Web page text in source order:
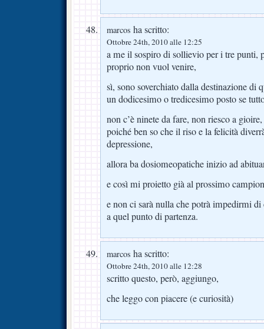
marcos ha scritto:
Ottobre 24th, 2010 alle 12:25
a me il sospiro di sollievio per i tre punti,
proprio non vuol venire,
sì, sono soverchiato dalla destinazione di
un dodicesimo o tredicesimo posto se
non c’è ninete da fare, non riesco a gioire,
poiché ben so che il riso e la felicità
depressione,
allora ba dosiomeopatiche inizio ad
e così mi proietto già al prossimo
e non ci sarà nulla che potrà impedirmi di
a quel punto di partenza.
marcos ha scritto:
Ottobre 24th, 2010 alle 12:28
scritto questo, però, aggiungo,
che leggo con piacere (e curiosità)